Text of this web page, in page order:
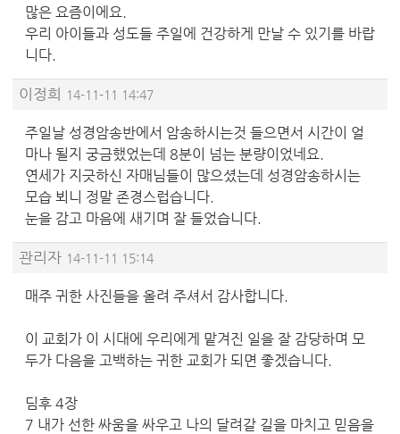
많은 요즘이에요.
우리 아이들과 성도들 주일에 건강하게 만날 수 있기를 바랍
니다.
이정희 14-11-11 14:47
주일날 성경암송반에서 암송하시는것 들으면서 시간이 얼
마나 될지 궁금했었는데 8분이 넘는 분량이었네요.
연세가 지긋하신 자매님들이 많으셨는데 성경암송하시는
모습 뵈니 정말 존경스럽습니다.
눈을 감고 마음에 새기며 잘 들었습니다.
관리자 14-11-11 15:14
매주 귀한 사진들을 올려 주셔서 감사합니다.
이 교회가 이 시대에 우리에게 맡겨진 일을 잘 감당하며 모
두가 다음을 고백하는 귀한 교회가 되면 좋겠습니다.
딤후 4장
7 내가 선한 싸움을 싸우고 나의 달려갈 길을 마치고 믿음을